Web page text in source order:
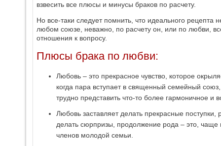
взвесить все плюсы и минусы браков по расчету.
Но все-таки следует помнить, что идеального рецепта
любом союзе, неважно, по расчету он, или по любви,
отношения к вопросу.
Плюсы брака по любви:
Любовь – это прекрасное чувство, которое
когда пара вступает в священный семейный
трудно представить что-то более гармоничное и
Любовь заставляет делать прекрасные поступки,
делать сюрпризы, продолжение рода – это, чаще
членов молодой семьи.